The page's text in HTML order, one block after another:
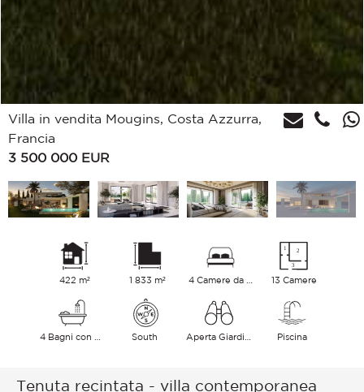
Villa in vendita Mougins, Costa Azzurra,
Francia
3 500 000 EUR
422 m² 1 833 m² 13 Camere
South Piscina
Tenuta recintata - villa contemporanea